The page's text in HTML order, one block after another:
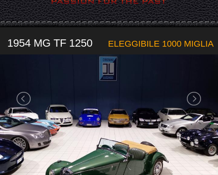
1954 MG TF 1250 ELEGGIBILE 1000 MIGLIA